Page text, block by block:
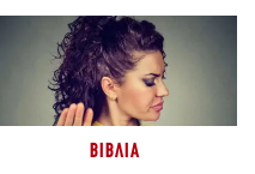
ΒΙΒΛΊΑ